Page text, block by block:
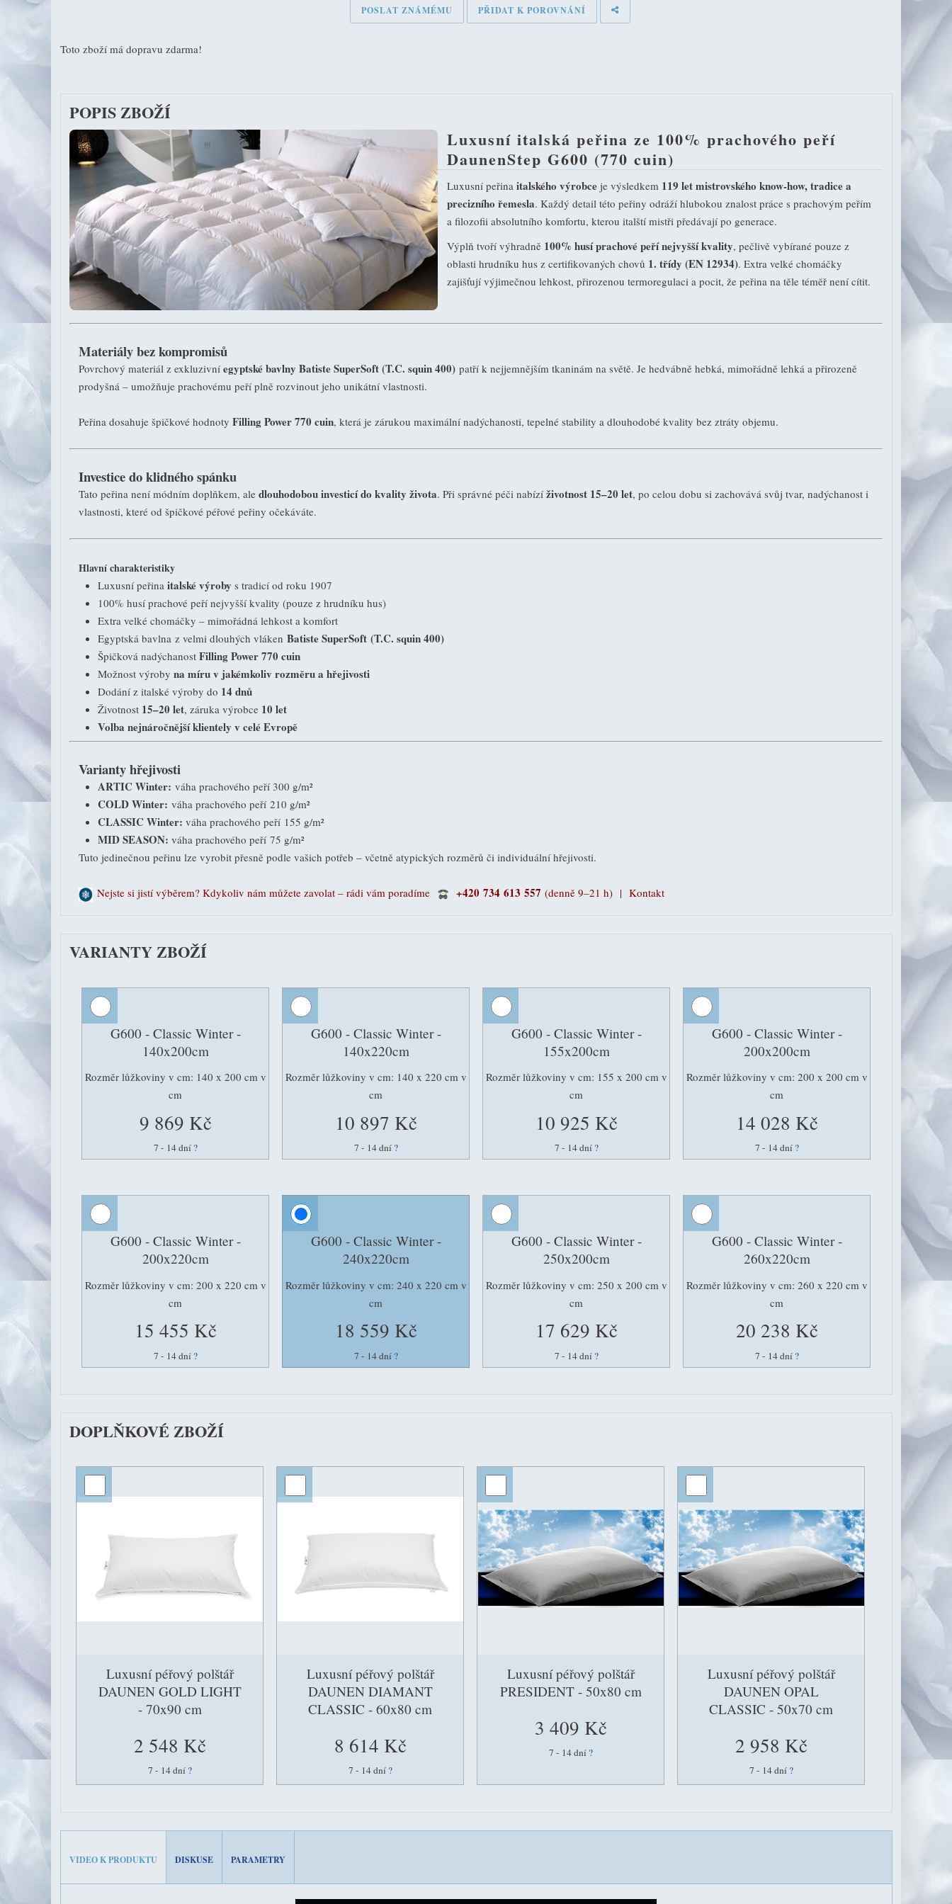
POSLAT ZNÁMÉMU PŘIDAT K POROVNÁNÍ
Toto zboží má dopravu zdarma!
POPIS ZBOŽÍ
Luxusní italská peřina ze 100% prachového peří
DaunenStep G600 (770 cuin)
Luxusní peřina italského výrobceje výsledkem 119 let mistrovského know-how, tradice a
precizního řemesla. Každý detail této peřiny odráží hlubokou znalost práce s prachovým peřím
a filozofii absolutního komfortu, kterou italští mistři předávají po generace.
Výplň tvoří výhradně 100% husí prachové peří nejvyšší kvality, pečlivě vybírané pouze z
oblasti hrudníku hus z certifikovaných chovů 1. třídy (EN 12934). Extra velké chomáčky
zajišťují výjimečnou lehkost, přirozenou termoregulaci a pocit, že peřina na těle téměř není cítit.
Materiály bez kompromisů
Povrchový materiál z exkluzivní egyptské bavlny Batiste SuperSoft (T.C. squin 400)patří k nejjemnějším tkaninám na světě. Je hedvábně hebká, mimořádně lehká a přirozeně
prodyšná – umožňuje prachovému peří plně rozvinout jeho unikátní vlastnosti.
Peřina dosahuje špičkové hodnoty Filling Power 770 cuin, která je zárukou maximální nadýchanosti, tepelné stability a dlouhodobé kvality bez ztráty objemu.
Investice do klidného spánku
Tato peřina není módním doplňkem, ale dlouhodobou investicí do kvality života. Při správné péči nabízí životnost 15–20 let, po celou dobu si zachovává svůj tvar, nadýchanost i
vlastnosti, které od špičkové péřové peřiny očekáváte.
Hlavní charakteristiky
Luxusní peřina italské výroby s tradicí od roku 1907
100% husí prachové peří nejvyšší kvality (pouze z hrudníku hus)
Extra velké chomáčky – mimořádná lehkost a komfort
Egyptská bavlna z velmi dlouhých vláken Batiste SuperSoft (T.C. squin 400)
Špičková nadýchanost Filling Power 770 cuin
Možnost výroby na míru v jakémkoliv rozměru a hřejivosti
Dodání z italské výroby do 14 dnů
Životnost 15–20 let, záruka výrobce 10 let
Volba nejnáročnější klientely v celé Evropě
Varianty hřejivosti
ARTIC Winter: váha prachového peří 300 g/m²
COLD Winter: váha prachového peří 210 g/m²
CLASSIC Winter: váha prachového peří 155 g/m²
MID SEASON: váha prachového peří 75 g/m²
Tuto jedinečnou peřinu lze vyrobit přesně podle vašich potřeb – včetně atypických rozměrů či individuální hřejivosti.
Nejste si jistí výběrem? Kdykoliv nám můžete zavolat – rádi vám poradíme +420 734 613 557 (denně 9–21 h) | Kontakt
VARIANTY ZBOŽÍ
G600 - Classic Winter -
140x200cm
Rozměr lůžkoviny v cm: 140 x 200 cm v
cm
9 869 Kč
7 - 14 dní ?
G600 - Classic Winter -
140x220cm
Rozměr lůžkoviny v cm: 140 x 220 cm v
cm
10 897 Kč
7 - 14 dní ?
G600 - Classic Winter -
155x200cm
Rozměr lůžkoviny v cm: 155 x 200 cm v
cm
10 925 Kč
7 - 14 dní ?
G600 - Classic Winter -
200x200cm
Rozměr lůžkoviny v cm: 200 x 200 cm v
cm
14 028 Kč
7 - 14 dní ?
G600 - Classic Winter -
200x220cm
Rozměr lůžkoviny v cm: 200 x 220 cm v
cm
15 455 Kč
7 - 14 dní ?
G600 - Classic Winter -
240x220cm
Rozměr lůžkoviny v cm: 240 x 220 cm v
cm
18 559 Kč
7 - 14 dní ?
G600 - Classic Winter -
250x200cm
Rozměr lůžkoviny v cm: 250 x 200 cm v
cm
17 629 Kč
7 - 14 dní ?
G600 - Classic Winter -
260x220cm
Rozměr lůžkoviny v cm: 260 x 220 cm v
cm
20 238 Kč
7 - 14 dní ?
DOPLŇKOVÉ ZBOŽÍ
Luxusní péřový polštář
DAUNEN GOLD LIGHT
- 70x90 cm
2 548 Kč
7 - 14 dní ?
Luxusní péřový polštář
DAUNEN DIAMANT
CLASSIC - 60x80 cm
8 614 Kč
7 - 14 dní ?
Luxusní péřový polštář
PRESIDENT - 50x80 cm
3 409 Kč
7 - 14 dní ?
Luxusní péřový polštář
DAUNEN OPAL
CLASSIC - 50x70 cm
2 958 Kč
7 - 14 dní ?
VIDEO K PRODUKTU DISKUSE PARAMETRY